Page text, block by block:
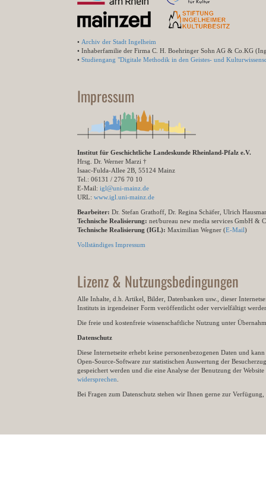
• Archiv der Stadt Ingelheim
• Inhaberfamilie der Firma C. H. Boehringer Sohn AG & Co.KG
• Studiengang "Digitale Methodik in den Geistes- und
Impressum
Institut für Geschichtliche Landeskunde Rheinland-Pfalz e.V.
Hrsg. Dr. Werner Marzi †
Isaac-Fulda-Allee 2B, 55124 Mainz
Tel.: 06131 / 276 70 10
E-Mail: igl@uni-mainz.de
URL: www.igl.uni-mainz.de
Bearbeiter: Dr. Stefan Grathoff, Dr. Regina Schäfer, Ulrich
Technische Realisierung: net/bureau new media services GmbH &
Technische Realisierung (IGL): Maximilian Wegner (E-Mail)
Vollständiges Impressum
Lizenz & Nutzungsbedingungen
Alle Inhalte, d.h. Artikel, Bilder, Datenbanken usw., dieser
Instituts in irgendeiner Form veröffentlicht oder vervielfältigt
Die freie und kostenfreie wissenschaftliche Nutzung unter
Datenschutz
Diese Internetseite erhebt keine personenbezogenen Daten und
Open-Source-Software zur statistischen Auswertung der
gespeichert werden und die eine Analyse der Benutzung der
widersprechen
Bei Fragen zum Datenschutz stehen wir Ihnen gerne zur